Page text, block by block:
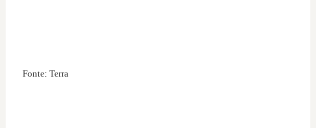
Fonte: Terra